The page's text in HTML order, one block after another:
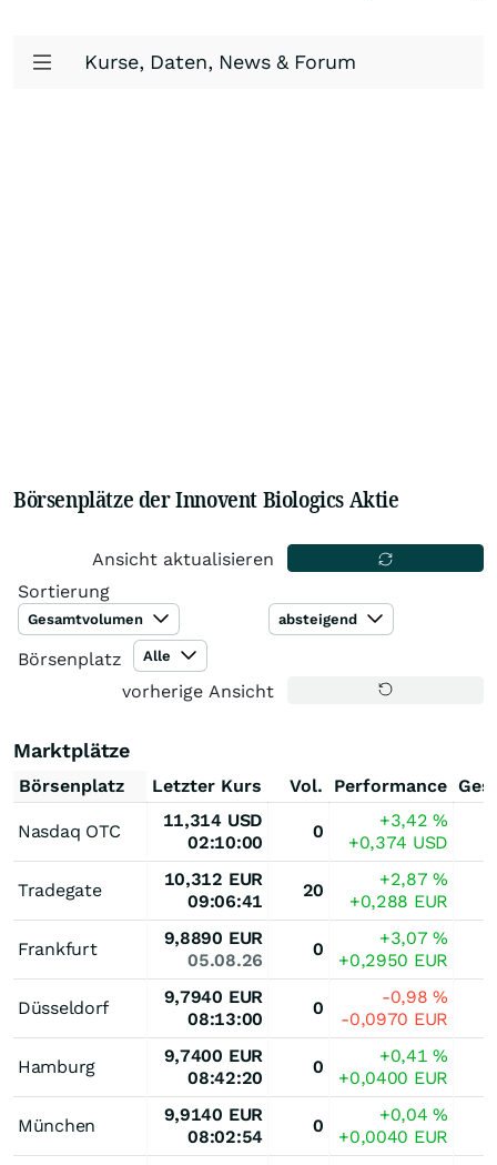
Kurse, Daten, News & Forum
Börsenplätze der Innovent Biologics Aktie
Ansicht aktualisieren
Sortierung
Gesamtvolumen absteigend
Börsenplatz Alle
vorherige Ansicht
Marktplätze
Börsenplatz Letzter Kurs Vol. Performance
Nasdaq OTC
11,314 USD
02:10:00
0
+3,42%
+0,374 USD
Tradegate
10,312 EUR
09:06:41
20
+2,87%
+0,288 EUR
Frankfurt
9,8890 EUR
05.08.26
0
+3,07%
+0,2950 EUR
Düsseldorf
9,7940 EUR
08:13:00
0
-0,98%
-0,0970 EUR
Hamburg
9,7400 EUR
08:42:20
0
+0,41%
+0,0400 EUR
München
9,9140 EUR
08:02:54
0
+0,04%
+0,0040 EUR